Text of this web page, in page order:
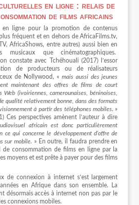
en ligne : relais de
de films africains
en ligne pour la promotion de contenus
fréquent et en dehors de AfricaFilms.tv,
AfricaShows, entre autres) aussi bien en
musicaux que cinématographiques.
constate avec Tchéhouali (2017) l’essor
de producteurs ou de réalisateurs
de Nollywood, « mais aussi des jeunes
maintenant des offres de films de court
(ivoiriennes, camerounaises, béninoises,
qualité relativement bonne, dans des formats
à partir des téléphones mobiles. »
Ces perspectives amènent l’auteur à dire
africain est donc particulièrement
ce qui concerne le développement d’offre de
sur mobile. » En outre, il faudra prendre en
consommation de films en ligne par la
moyens et est prête à payer pour des films
de connexion à internet s’est largement
en Afrique dans son ensemble. La
désormais accès à internet non pas par le
connexions mobiles.